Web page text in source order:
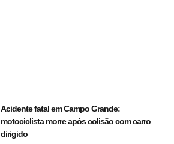
Acidente fatal em Campo Grande:
motociclista morre após colisão com carro
dirigido